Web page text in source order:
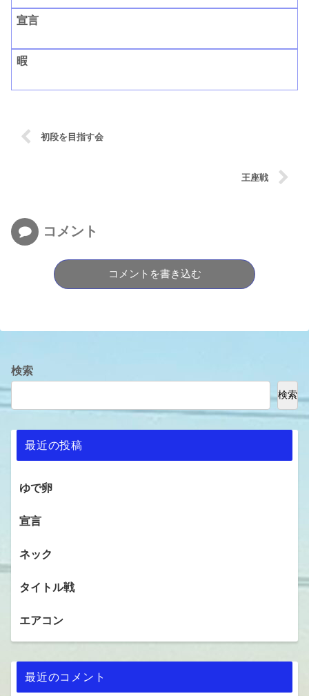
宣言
暇
初段を目指す会
王座戦
コメント
コメントを書き込む
検索
検索
最近の投稿
ゆで卵
宣言
ネック
タイトル戦
エアコン
最近のコメント